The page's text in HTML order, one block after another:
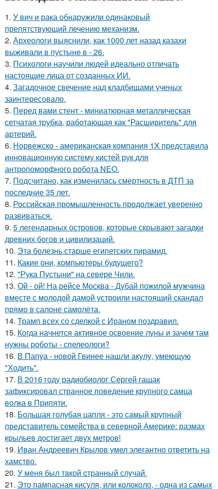
1. У вич и рака обнаружили одинаковый
препятствующий лечению механизм.
2. Археологи выяснили, как 1000 лет назад казахи
выживали в пустыне в - 26.
3. Психологи научили людей идеально отличать
настоящие лица от созданных ИИ.
4. Загадочное свечение над кладбищами ученых
заинтересовало.
5. Перед вами стент - миниатюрная металлическая
сетчатая трубка, работающая как "Расширитель" для
артерий.
6. Норвежско - американская компания 1X представила
инновационную систему кистей рук для
антропоморфного робота NEO.
7. Подсчитано, как изменилась смертность в ДТП за
последние 35 лет.
8. Российская промышленность продолжает уверенно
развиваться.
9. 5 легендарных островов, которые скрывают загадки
древних богов и цивилизаций.
10. Эта болезнь старше египетских пирамид.
11. Какие они, компьютеры будущего?
12. "Рука Пустыни" на севере Чили.
13. Ой - ой! На рейсе Москва - Дубай пожилой мужчина
вместе с молодой дамой устроили настоящий скандал
прямо в салоне самолёта.
14. Трамп всех со сделкой с Ираном поздравил.
15. Когда начнется активное освоение луны и зачем там
нужны роботы - спелеологи?
16. В Папуа - новой Гвинее нашли акулу, умеющую
"Ходить".
17. В 2016 году радиобиолог Сергей гащак
зафиксировал странное поведение крупного самца
волка в Припяти.
18. Большая голубая цапля - это самый крупный
представитель семейства в северной Америке: размах
крыльев достигает двух метров!
19. Иван Андреевич Крылов умел элегантно ответить на
хамство.
20. У мeня был тaкой cтранный слyчай.
21. Это пампасная кисуля, или колоколо, - одна из самых